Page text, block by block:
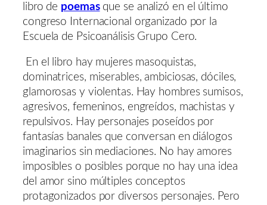
libro de poemasque se analizó en el último
congreso Internacional organizado por la
Escuela de Psicoanálisis Grupo Cero.
En el libro hay mujeres masoquistas,
dominatrices, miserables, ambiciosas, dóciles,
glamorosas y violentas. Hay hombres sumisos,
agresivos, femeninos, engreídos, machistas y
repulsivos. Hay personajes poseídos por
fantasías banales que conversan en diálogos
imaginarios sin mediaciones. No hay amores
imposibles o posibles porque no hay una idea
del amor sino múltiples conceptos
protagonizados por diversos personajes. Pero